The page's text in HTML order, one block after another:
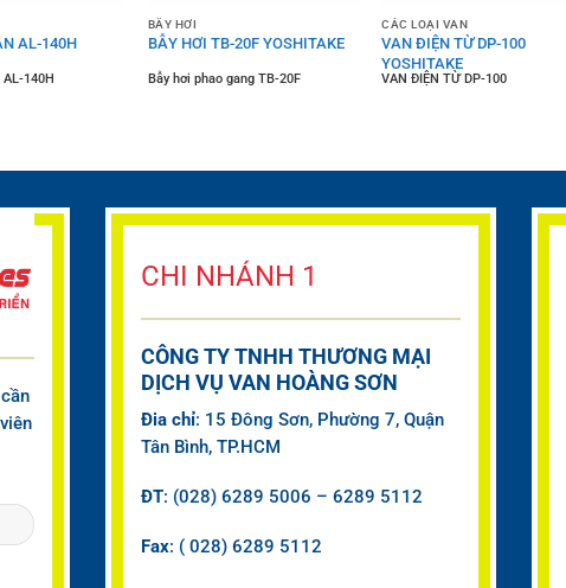
AL-140H
AL-140H
BẪY HƠI
BẪY HƠI TB-20F YOSHITAKE
Bẫy hơi phao gang TB-20F
CÁC LOẠI VAN
VAN ĐIỆN TỪ DP-100
YOSHITAKE
VAN ĐIỆN TỪ DP-100
CHI NHÁNH 1
CÔNG TY TNHH THƯƠNG MẠI
DỊCH VỤ VAN HOÀNG SƠN
Đia chỉ: 15 Đông Sơn, Phường 7, Quận
Tân Bình, TP.HCM
ĐT: (028) 6289 5006 – 6289 5112
Fax: ( 028) 6289 5112